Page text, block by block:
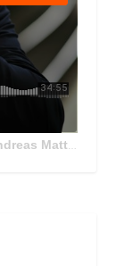
der ÖBB Holding